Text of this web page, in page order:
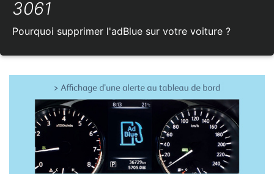
3061
Pourquoi supprimer l'adBlue sur votre voiture ?